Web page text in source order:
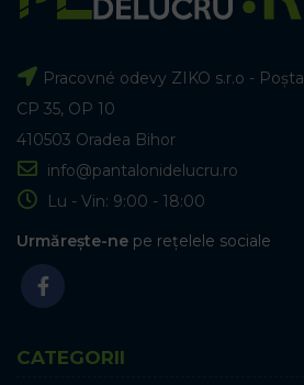
Pracovné odevy ZIKO s.r.o - Poșta
CP 35, OP 10
410503 Oradea Bihor
info@pantalonidelucru.ro
Lu - Vin: 9:00 - 18:00
Urmărește-ne pe rețelele sociale
CATEGORII